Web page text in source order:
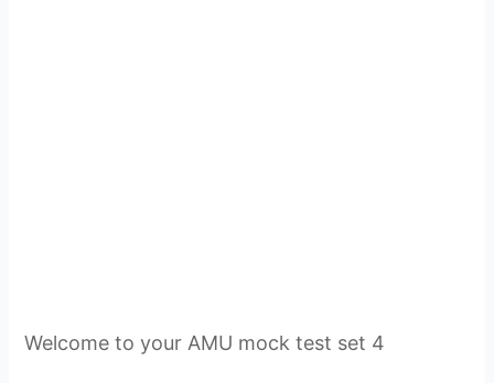
Welcome to your AMU mock test set 4